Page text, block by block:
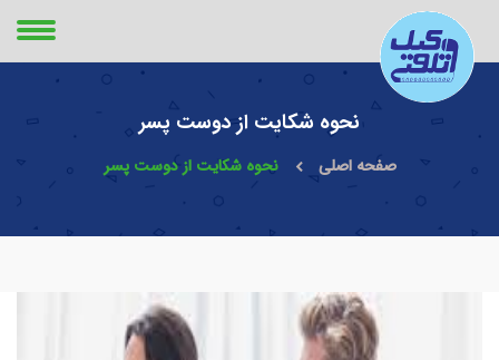
نحوه شکایت از دوست پسر
صفحه اصلی نحوه شکایت از دوست پسر